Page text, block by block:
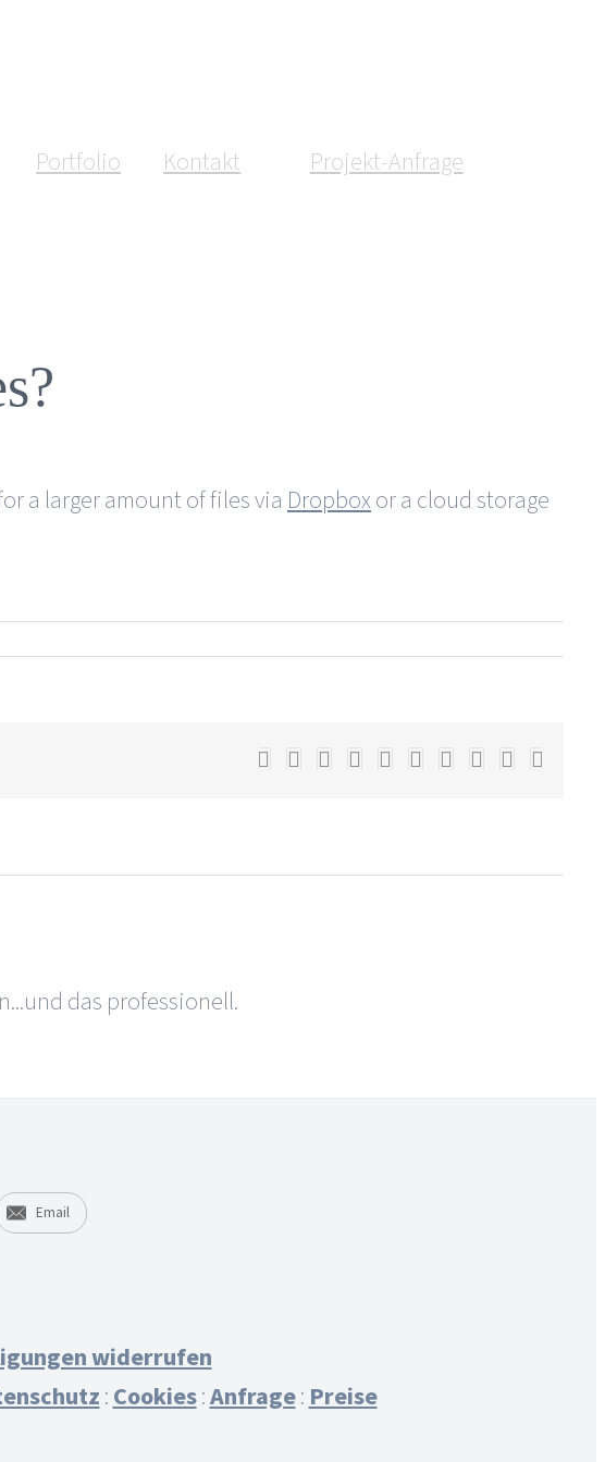
Portfolio Kontakt Projekt-Anfrage
a larger amount of files via Dropboxor a cloud storage
FacebookRedditLinkedInWhatsApp
TumblrPinterest
Vk Xing
das professionell.
Email
widerrufen
:Cookies:Anfrage: Preise